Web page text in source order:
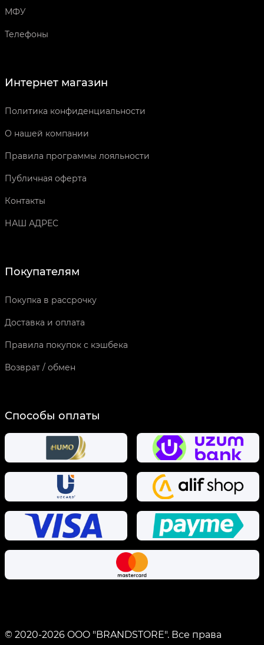
МФУ
Телефоны
Интернет магазин
Политика конфиденциальности
О нашей компании
Правила программы лояльности
Публичная оферта
Контакты
НАШ АДРЕС
Покупателям
Покупка в рассрочку
Доставка и оплата
Правила покупок с кэшбека
Возврат / обмен
Способы оплаты
© 2020-2026 OOO "BRANDSTORE". Все права